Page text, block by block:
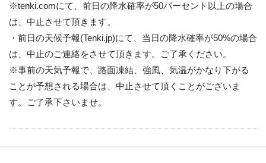
※tenki.comにて、前日の降水確率が50パーセント以上の場合
は、中止させて頂きます。
・前日の天候予報(Tenki.jp)にて、当日の降水確率が50%の場合
は、中止のご連絡をさせて頂きます。ご了承ください。
※事前の天気予報で、路面凍結、強風、気温がかなり下がる
ことが予想される場合は、中止させて頂くことがございま
す。ご了承下さいませ。